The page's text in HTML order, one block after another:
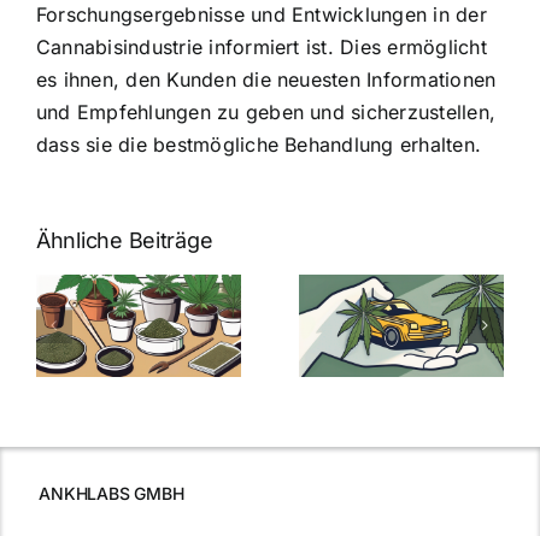
Forschungsergebnisse und Entwicklungen in der
Cannabisindustrie informiert ist. Dies ermöglicht
es ihnen, den Kunden die neuesten Informationen
und Empfehlungen zu geben und sicherzustellen,
dass sie die bestmögliche Behandlung erhalten.
Ähnliche Beiträge
Neue THC-
Grenzwert-
Regelung:
Was Sie über
Cannabis und
müssen
Cannabis
Samen
kaufen: Alles
was Sie
ANKHLABS GMBH